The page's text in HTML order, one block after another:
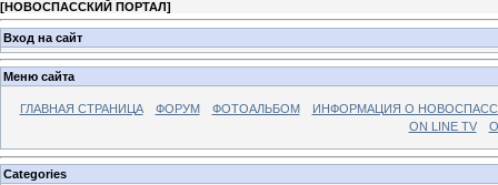
[НОВОСПАССКИЙ ПОРТАЛ]
Вход на сайт
Меню сайта
ГЛАВНАЯ СТРАНИЦА ФОРУМ ФОТОАЛЬБОМ
ИНФОРМАЦИЯ О
ON LINE TV
Categories